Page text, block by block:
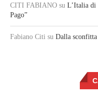
CITI FABIANO su L’Italia di
Pago”
Fabiano Citi su Dalla sconfitta